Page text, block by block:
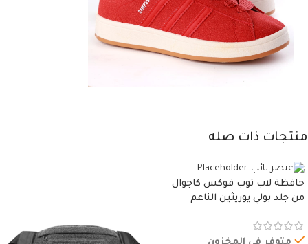
منتجات ذات صله
حافظة لاب توب فوكس كاجوال
من جلد بولي يوريثين الناعم
وسوستة.